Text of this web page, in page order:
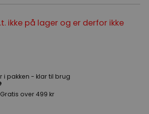
ikke på lager og er derfor ikke
i pakken - klar til brug
over 499 kr